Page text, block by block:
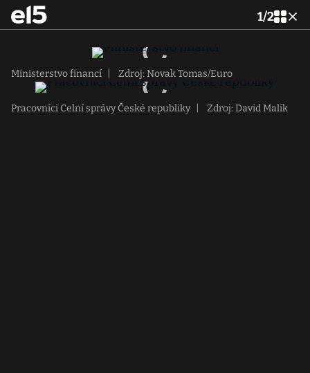
1/2
Ministerstvo financí Zdroj: Novak Tomas/Euro
Pracovníci Celní správy České republiky Zdroj: David Malík